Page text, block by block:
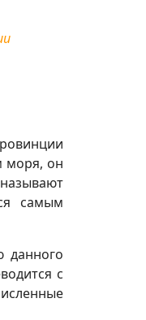
моря, он
самым
данного
с